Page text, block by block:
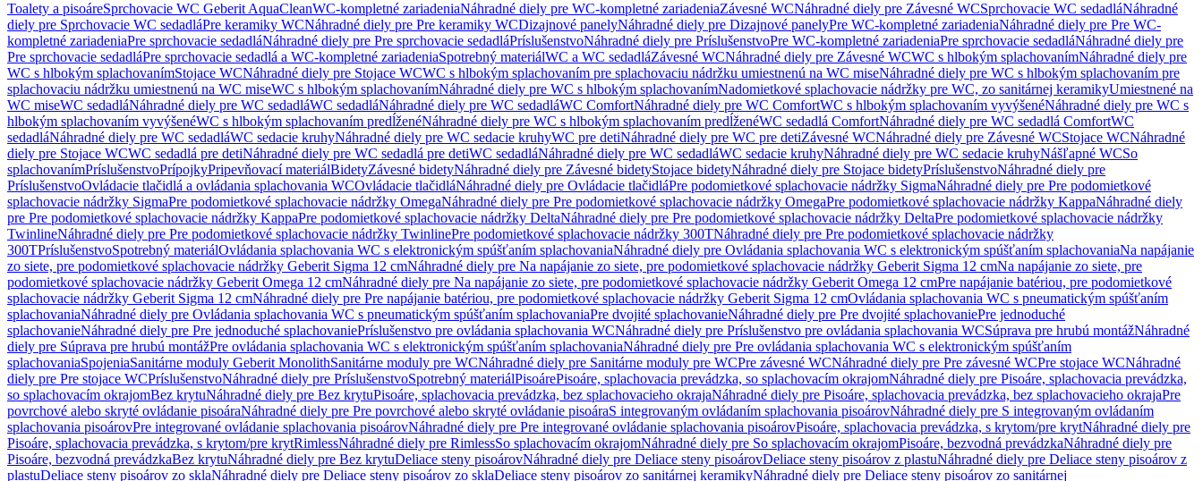
Toalety a pisoáreSprchovacie WC Geberit AquaCleanWC-kompletné zariadeniaNáhradné diely pre WC-kompletné zariadeniaZávesné WCNáhradné diely pre Závesné WCSprchovacie WC sedadláNáhradné
diely pre Sprchovacie WC sedadláPre keramiky WCNáhradné diely pre Pre keramiky WCDizajnové panelyNáhradné diely pre Dizajnové panelyPre WC-kompletné zariadeniaNáhradné diely pre Pre WC-
kompletné zariadeniaPre sprchovacie sedadláNáhradné diely pre Pre sprchovacie sedadláPríslušenstvoNáhradné diely pre PríslušenstvoPre WC-kompletné zariadeniaPre sprchovacie sedadláNáhradné diely pre
Pre sprchovacie sedadláPre sprchovacie sedadlá a WC-kompletné zariadeniaSpotrebný materiálWC a WC sedadláZávesné WCNáhradné diely pre Závesné WCWC s hlbokým splachovanímNáhradné diely pre
WC s hlbokým splachovanímStojace WCNáhradné diely pre Stojace WCWC s hlbokým splachovaním pre splachovaciu nádržku umiestnenú na WC miseNáhradné diely pre WC s hlbokým splachovaním pre
splachovaciu nádržku umiestnenú na WC miseWC s hlbokým splachovanímNáhradné diely pre WC s hlbokým splachovanímNadomietkové splachovacie nádržky pre WC, zo sanitárnej keramikyUmiestnené na
WC miseWC sedadláNáhradné diely pre WC sedadláWC sedadláNáhradné diely pre WC sedadláWC ComfortNáhradné diely pre WC ComfortWC s hlbokým splachovaním vyvýšenéNáhradné diely pre WC s
hlbokým splachovaním vyvýšenéWC s hlbokým splachovaním predĺženéNáhradné diely pre WC s hlbokým splachovaním predĺženéWC sedadlá ComfortNáhradné diely pre WC sedadlá ComfortWC
sedadláNáhradné diely pre WC sedadláWC sedacie kruhyNáhradné diely pre WC sedacie kruhyWC pre detiNáhradné diely pre WC pre detiZávesné WCNáhradné diely pre Závesné WCStojace WCNáhradné
diely pre Stojace WCWC sedadlá pre detiNáhradné diely pre WC sedadlá pre detiWC sedadláNáhradné diely pre WC sedadláWC sedacie kruhyNáhradné diely pre WC sedacie kruhyNášľapné WCSo
splachovanímPríslušenstvoPrípojkyPripevňovací materiálBidetyZávesné bidetyNáhradné diely pre Závesné bidetyStojace bidetyNáhradné diely pre Stojace bidetyPríslušenstvoNáhradné diely pre
PríslušenstvoOvládacie tlačidlá a ovládania splachovania WCOvládacie tlačidláNáhradné diely pre Ovládacie tlačidláPre podomietkové splachovacie nádržky SigmaNáhradné diely pre Pre podomietkové
splachovacie nádržky SigmaPre podomietkové splachovacie nádržky OmegaNáhradné diely pre Pre podomietkové splachovacie nádržky OmegaPre podomietkové splachovacie nádržky KappaNáhradné diely
pre Pre podomietkové splachovacie nádržky KappaPre podomietkové splachovacie nádržky DeltaNáhradné diely pre Pre podomietkové splachovacie nádržky DeltaPre podomietkové splachovacie nádržky
TwinlineNáhradné diely pre Pre podomietkové splachovacie nádržky TwinlinePre podomietkové splachovacie nádržky 300TNáhradné diely pre Pre podomietkové splachovacie nádržky
300TPríslušenstvoSpotrebný materiálOvládania splachovania WC s elektronickým spúšťaním splachovaniaNáhradné diely pre Ovládania splachovania WC s elektronickým spúšťaním splachovaniaNa napájanie
zo siete, pre podomietkové splachovacie nádržky Geberit Sigma 12 cmNáhradné diely pre Na napájanie zo siete, pre podomietkové splachovacie nádržky Geberit Sigma 12 cmNa napájanie zo siete, pre
podomietkové splachovacie nádržky Geberit Omega 12 cmNáhradné diely pre Na napájanie zo siete, pre podomietkové splachovacie nádržky Geberit Omega 12 cmPre napájanie batériou, pre podomietkové
splachovacie nádržky Geberit Sigma 12 cmNáhradné diely pre Pre napájanie batériou, pre podomietkové splachovacie nádržky Geberit Sigma 12 cmOvládania splachovania WC s pneumatickým spúšťaním
splachovaniaNáhradné diely pre Ovládania splachovania WC s pneumatickým spúšťaním splachovaniaPre dvojité splachovanieNáhradné diely pre Pre dvojité splachovaniePre jednoduché
splachovanieNáhradné diely pre Pre jednoduché splachovaniePríslušenstvo pre ovládania splachovania WCNáhradné diely pre Príslušenstvo pre ovládania splachovania WCSúprava pre hrubú montážNáhradné
diely pre Súprava pre hrubú montážPre ovládania splachovania WC s elektronickým spúšťaním splachovaniaNáhradné diely pre Pre ovládania splachovania WC s elektronickým spúšťaním
splachovaniaSpojeniaSanitárne moduly Geberit MonolithSanitárne moduly pre WCNáhradné diely pre Sanitárne moduly pre WCPre závesné WCNáhradné diely pre Pre závesné WCPre stojace WCNáhradné
diely pre Pre stojace WCPríslušenstvoNáhradné diely pre PríslušenstvoSpotrebný materiálPisoárePisoáre, splachovacia prevádzka, so splachovacím okrajomNáhradné diely pre Pisoáre, splachovacia prevádzka,
so splachovacím okrajomBez krytuNáhradné diely pre Bez krytuPisoáre, splachovacia prevádzka, bez splachovacieho okrajaNáhradné diely pre Pisoáre, splachovacia prevádzka, bez splachovacieho okrajaPre
povrchové alebo skryté ovládanie pisoáraNáhradné diely pre Pre povrchové alebo skryté ovládanie pisoáraS integrovaným ovládaním splachovania pisoárovNáhradné diely pre S integrovaným ovládaním
splachovania pisoárovPre integrované ovládanie splachovania pisoárovNáhradné diely pre Pre integrované ovládanie splachovania pisoárovPisoáre, splachovacia prevádzka, s krytom/pre krytNáhradné diely pre
Pisoáre, splachovacia prevádzka, s krytom/pre krytRimlessNáhradné diely pre RimlessSo splachovacím okrajomNáhradné diely pre So splachovacím okrajomPisoáre, bezvodná prevádzkaNáhradné diely pre
Pisoáre, bezvodná prevádzkaBez krytuNáhradné diely pre Bez krytuDeliace steny pisoárovNáhradné diely pre Deliace steny pisoárovDeliace steny pisoárov z plastuNáhradné diely pre Deliace steny pisoárov z
plastuDeliace steny pisoárov zo sklaNáhradné diely pre Deliace steny pisoárov zo sklaDeliace steny pisoárov zo sanitárnej keramikyNáhradné diely pre Deliace steny pisoárov zo sanitárnej